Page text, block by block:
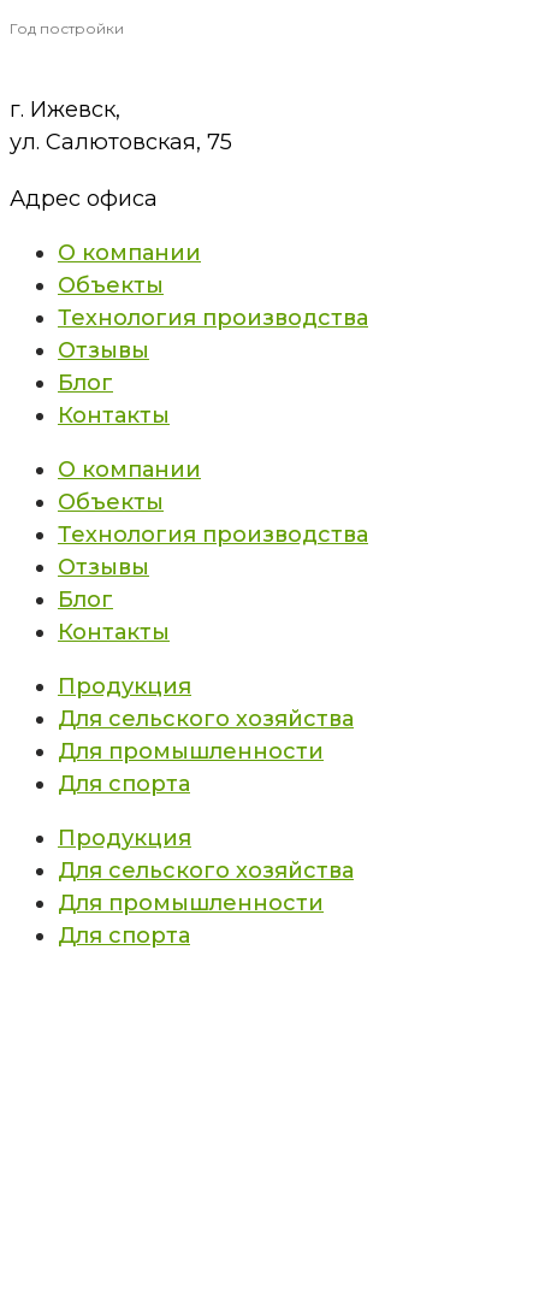
Год постройки
г. Ижевск,
ул. Салютовская, 75
Адрес офиса
О компании
Объекты
Технология производства
Отзывы
Блог
Контакты
О компании
Объекты
Технология производства
Отзывы
Блог
Контакты
Продукция
Для сельского хозяйства
Для промышленности
Для спорта
Продукция
Для сельского хозяйства
Для промышленности
Для спорта